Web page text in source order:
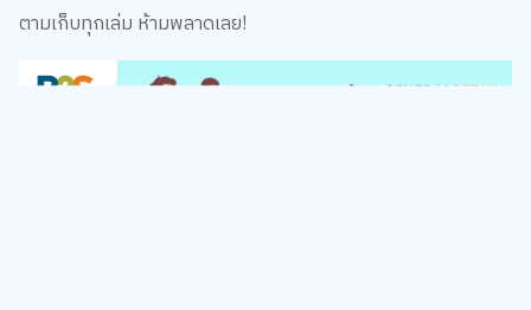
ตามเก็บทุกเล่ม ห้ามพลาดเลย!